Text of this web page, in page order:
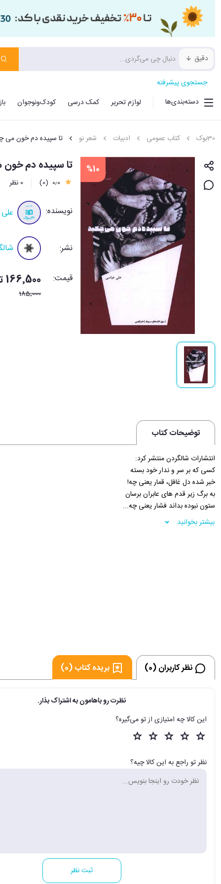
دقیق
جستجوی پیشرفته
دسته‌بندی‌ها
لوازم تحریر کمک درسی کودک‌ونوجوان
30بوک کتاب عمومی ادبیات شعر نو تا سپیده دم خون می
%10 تا سپیده دم
0٫0 (0) 0 نظر
نویسنده:
نشر:
قیمت: 166٬500 تومان
185٬000
توضیحات کتاب
انتشارات شالگردن منتشر کرد:
کسی که بر سر و ندار خود بسته
خبر شده دل غافل، قمار یعنی چه!
به برگ زیر قدم های عابران برسان
ستون نبوده بداند فشار یعنی چه...
فروشگاه اینترنتی 30بوک
بیشتر بخوانید
نظر کاربران (0) بریده کتاب (0)
نظرت رو باهامون به اشتراک بذار.
این کالا چه امتیازی از تو می‌گیره؟
نظر تو راجع به این کالا چیه؟
ثبت نظر